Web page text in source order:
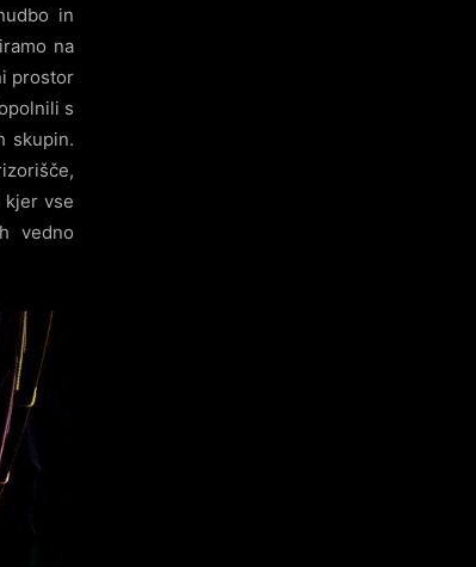
in
na
prostor
s
skupin.
kjer vse
vedno